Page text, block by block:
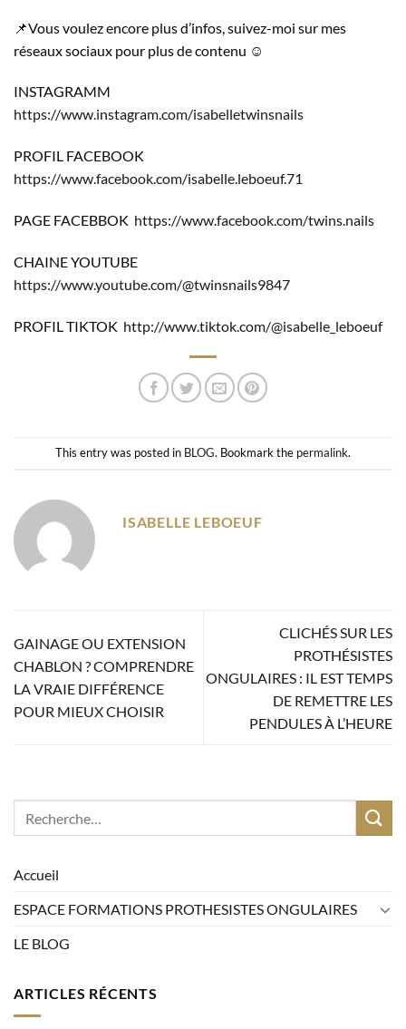
📌Vous voulez encore plus d’infos, suivez-moi sur mes
réseaux sociaux pour plus de contenu ☺️
INSTAGRAMM
https://www.instagram.com/isabelletwinsnails
PROFIL FACEBOOK
https://www.facebook.com/isabelle.leboeuf.71
PAGE FACEBBOK https://www.facebook.com/twins.nails
CHAINE YOUTUBE
https://www.youtube.com/@twinsnails9847
PROFIL TIKTOK http://www.tiktok.com/@isabelle_leboeuf
This entry was posted in BLOG. Bookmark the permalink.
ISABELLE LEBOEUF
GAINAGE OU EXTENSION
CHABLON ? COMPRENDRE
LA VRAIE DIFFÉRENCE
POUR MIEUX CHOISIR
CLICHÉS SUR LES
PROTHÉSISTES
ONGULAIRES : IL EST TEMPS
DE REMETTRE LES
PENDULES À L’HEURE
Accueil
ESPACE FORMATIONS PROTHESISTES ONGULAIRES
LE BLOG
ARTICLES RÉCENTS